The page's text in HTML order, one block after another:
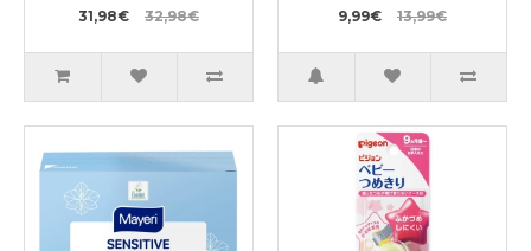
31,98€ 32,98€ 9,99€ 13,99€